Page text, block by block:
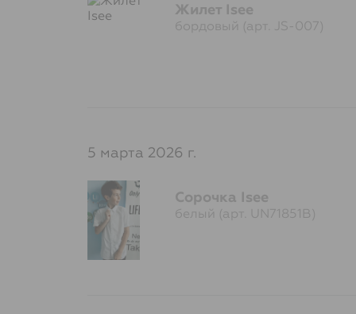
Жилет Isee
бордовый (арт. JS-007)
5 марта 2026 г.
Сорочка Isee
белый (арт. UN71851B)